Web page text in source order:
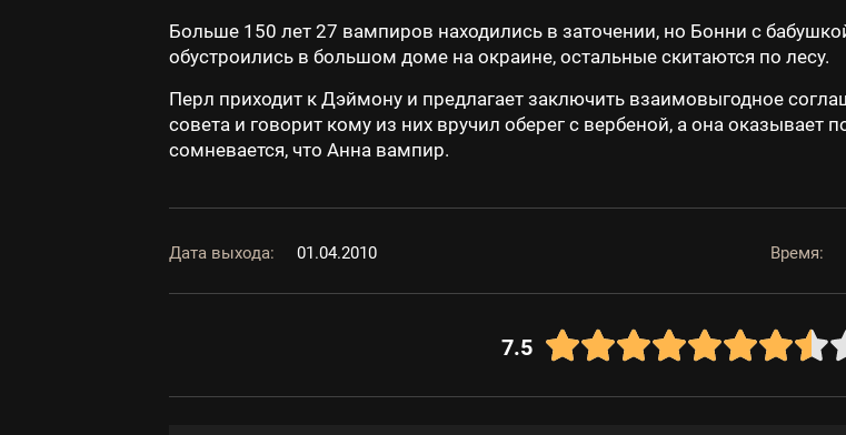
Больше 150 лет 27 вампиров находились в заточении, но Бонни с
обустроились в большом доме на окраине, остальные скитаются по лесу.
Перл приходит к Дэймону и предлагает заключить взаимовыгодное
совета и говорит кому из них вручил оберег с вербеной, а она
сомневается, что Анна вампир.
Дата выхода: 01.04.2010 Время:
7.5